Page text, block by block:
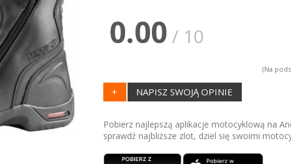
0.00 / 10
(Na
+ NAPISZ SWOJĄ OPINIE
Pobierz najlepszą aplikacje motocyklową na
sprawdź najbliższe zlot, dziel się swoimi